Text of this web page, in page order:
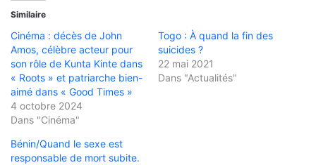
Similaire
Cinéma : décès de John
Amos, célèbre acteur pour
son rôle de Kunta Kinte dans
« Roots » et patriarche bien-
aimé dans « Good Times »
4 octobre 2024
Dans "Cinéma"
Togo : À quand la fin des
suicides ?
22 mai 2021
Dans "Actualités"
Bénin/Quand le sexe est
responsable de mort subite.